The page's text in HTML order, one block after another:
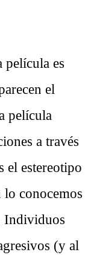
película es
el
película
a través
el estereotipo
conocemos
Individuos
(y al